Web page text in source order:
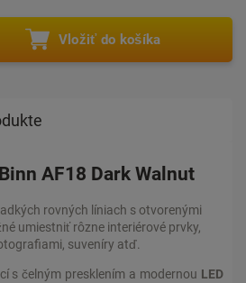
Vložiť do košíka
AF18 Dark Walnut
rovných líniach s otvorenými
umiestniť rôzne interiérové ​​prvky,
suveníry atď.
s čelným presklením a modernou LED